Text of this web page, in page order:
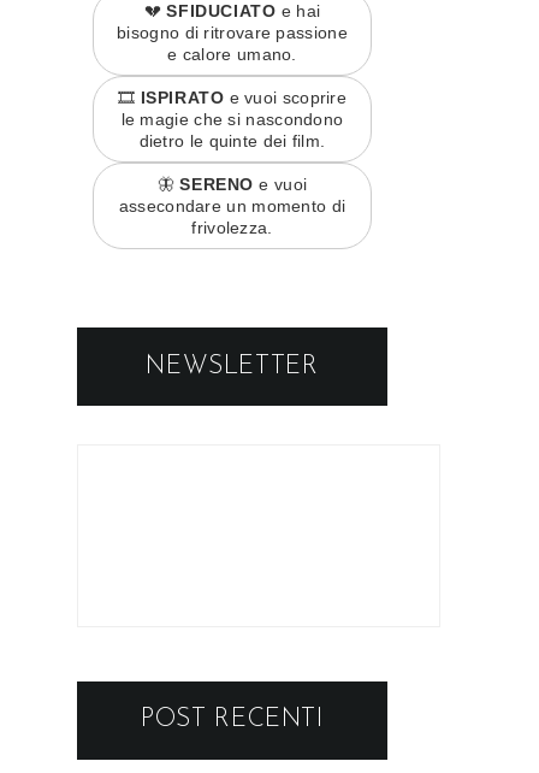
💔SFIDUCIATO e hai
bisogno di ritrovare passione
e calore umano.
🎞️ ISPIRATO e vuoi scoprire
le magie che si nascondono
dietro le quinte dei film.
🦋SERENO e vuoi
assecondare un momento di
frivolezza.
NEWSLETTER
POST RECENTI